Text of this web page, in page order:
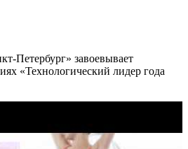
Петербург» завоевывает
«Технологический лидер года